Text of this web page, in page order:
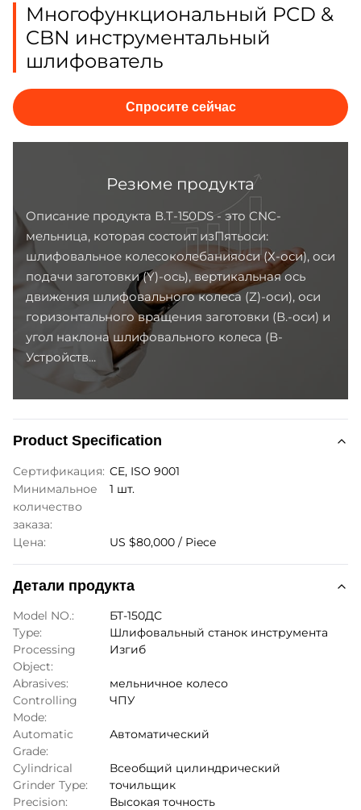
Многофункциональный PCD &
CBN инструментальный
шлифователь
Спросите сейчас
Резюме продукта
Описание продукта В.T-150DS - это CNC-
мельница, которая состоит изПятьоси:
шлифовальное колесоколебанияоси (Х-оси), оси
подачи заготовки (Y)-ось), вертикальная ось
движения шлифовального колеса (Z)-оси), оси
горизонтального вращения заготовки (В.-оси) и
угол наклона шлифовального колеса (В-
Устройств...
Product Specification
Сертификация: CE, ISO 9001
Минимальное
количество
заказа:
1 шт.
Цена: US $80,000 / Piece
Детали продукта
Model NO.:
БТ-150ДС
Type:
Шлифовальный станок инструмента
Processing
Object:
Изгиб
Abrasives:
мельничное колесо
Controlling
Mode:
ЧПУ
Automatic
Grade:
Автоматический
Cylindrical
Grinder Type:
Всеобщий цилиндрический
точильщик
Precision:
Высокая точность